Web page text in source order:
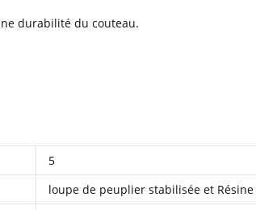
durabilité du couteau.
5
loupe de peuplier stabilisée et Résine